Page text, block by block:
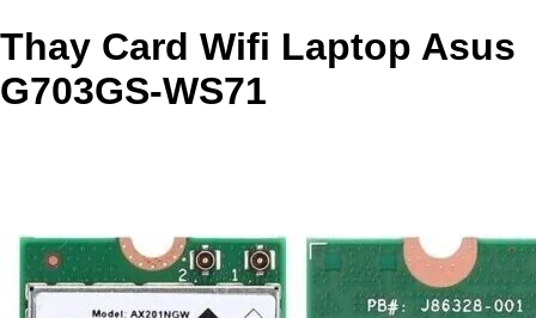
Thay Card Wifi Laptop Asus
G703GS-WS71